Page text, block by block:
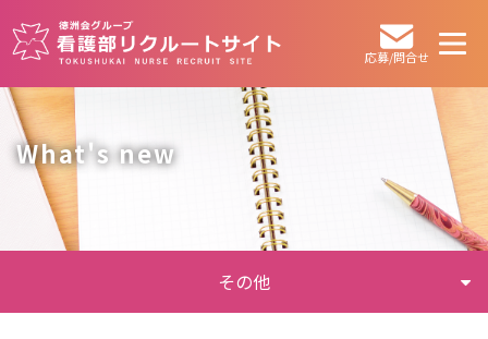
応募/問合せ
What's new
その他